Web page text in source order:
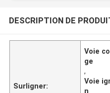
DESCRIPTION DE
Surligner:
Voie
ge
,
Voie
n